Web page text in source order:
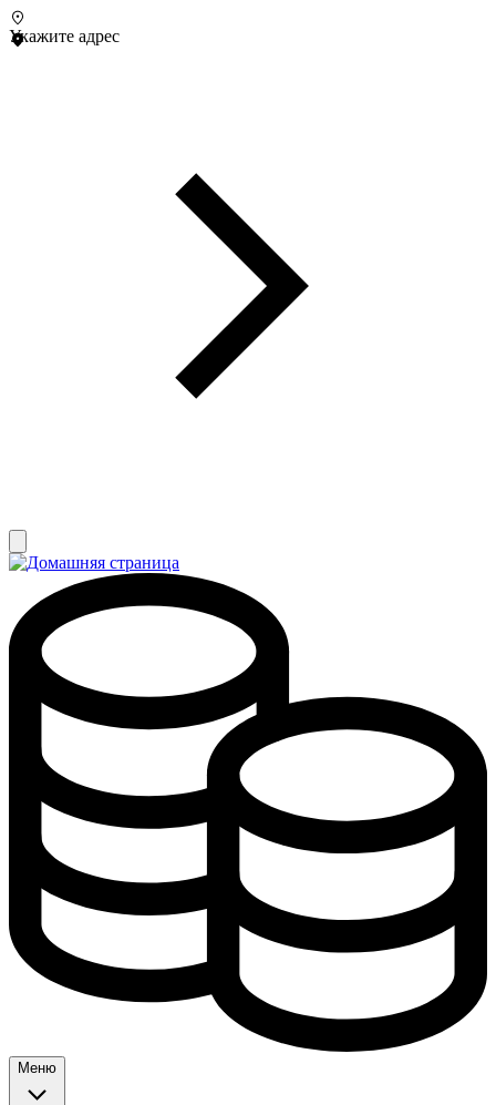
Укажите адрес
Меню